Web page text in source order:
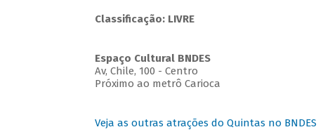
Classificação: LIVRE
Espaço Cultural BNDES
Av, Chile, 100 - Centro
Próximo ao metrô Carioca
Veja as outras atrações do Quintas no BNDES